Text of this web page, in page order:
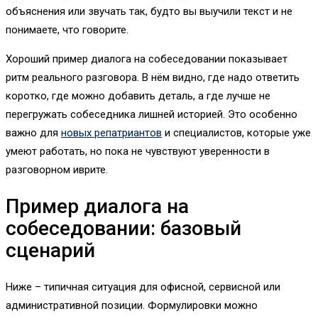
объяснения или звучать так, будто вы выучили текст и не
понимаете, что говорите.
Хороший пример диалога на собеседовании показывает
ритм реального разговора. В нём видно, где надо ответить
коротко, где можно добавить деталь, а где лучше не
перегружать собеседника лишней историей. Это особенно
важно для новых репатриантов и специалистов, которые уже
умеют работать, но пока не чувствуют уверенности в
разговорном иврите.
Пример диалога на
собеседовании: базовый
сценарий
Ниже – типичная ситуация для офисной, сервисной или
административной позиции. Формулировки можно